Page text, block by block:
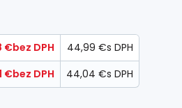
€bez DPH 44,99 €s DPH
€bez DPH 44,04 €s DPH